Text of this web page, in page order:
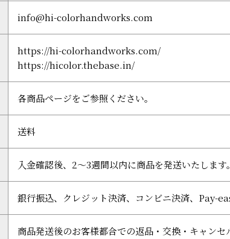
info@hi-colorhandworks.com
https://hi-colorhandworks.com/
https://hicolor.thebase.in/
各商品ページをご参照ください。
送料
入金確認後、2～3週間以内に商品を発送いたしま
銀行振込、クレジット決済、コンビニ決済、Pay-
商品発送後のお客様都合での返品・交換・キャン